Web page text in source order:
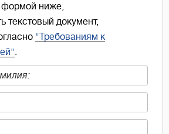
формой ниже,
текстовый документ,
"Требованиям к